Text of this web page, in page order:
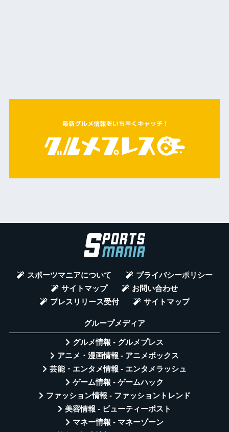
スポーツマニアについて
プライバシーポリシー
サイトマップ
お問い合わせ
プレスリリース受付
サイトマップ
グループメディア
グルメ情報 - グルメプレス
アニメ・漫画情報 - アニメボックス
芸能・エンタメ情報 - エンタメラッシュ
ゲーム情報 - ゲームハック
ファッション情報 - ファッショントレンド
美容情報 - ビューティーポスト
マネー情報 - マネーゾーン